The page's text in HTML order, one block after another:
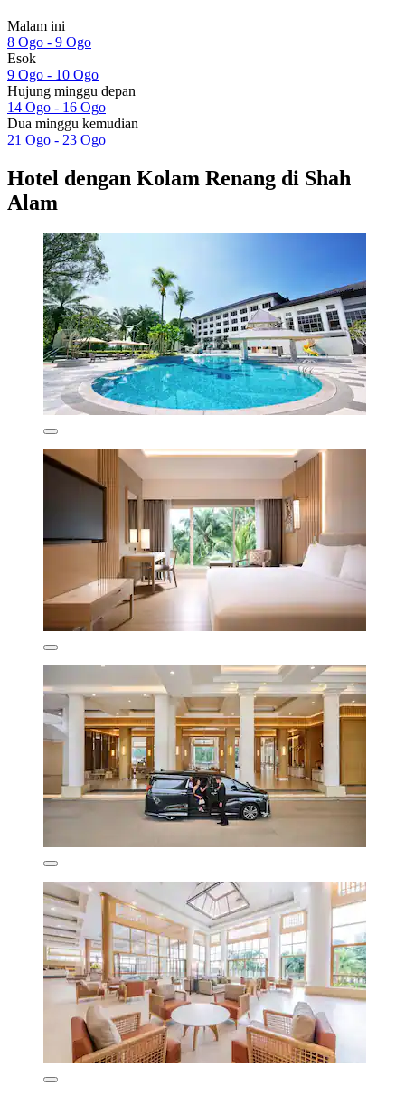
Malam ini
8 Ogo - 9 Ogo
Esok
9 Ogo - 10 Ogo
Hujung minggu depan
14 Ogo - 16 Ogo
Dua minggu kemudian
21 Ogo - 23 Ogo
Hotel dengan Kolam Renang di Shah
Alam